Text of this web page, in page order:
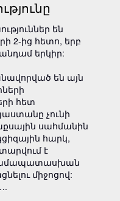
են
2-ից հետո, երբ
երկիր:
են այն
հետ
չունի
սահմանին
հարկ,
է
միջոցով: